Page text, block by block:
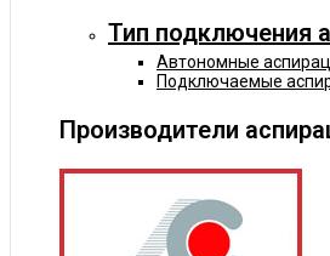
Тип подключения
Автономные
Подключаемые
Производители